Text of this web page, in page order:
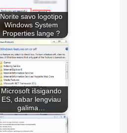
Norite savo logotipo
Windows System
Properties lange ?
Microsoft išsigando
ES, dabar lengviau
galima…